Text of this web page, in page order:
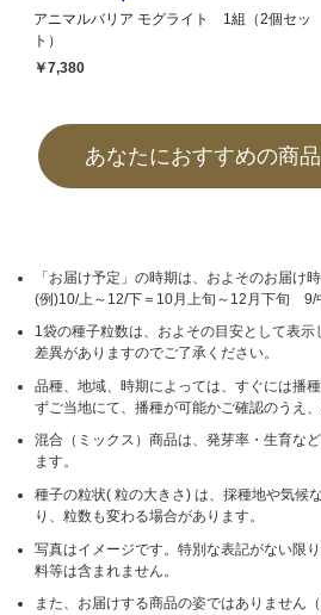
アニマルバリア モグライト 1組（2個セッ
ト）
￥7,380
あなたにおすすめの商
「お届け予定」の時期は、およそのお届け
(例)10/上～12/下＝10月上旬～12月下旬 9/
1袋の種子粒数は、およその目安として表
差異がありますのでご了承ください。
品種、地域、時期によっては、すぐには播
ずご当地にて、播種が可能かご確認のうえ
混合（ミックス）商品は、発芽率・生育な
ます。
種子の粒状( 粒の大きさ) は、採種地や気候
り、粒数も変わる場合があります。
写真はイメージです。特別な表記がない限
料等は含まれません。
また、お届けする商品の姿ではありません